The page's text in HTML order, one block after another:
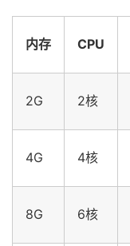
内存 CPU
2G 2核
4G 4核
8G 6核